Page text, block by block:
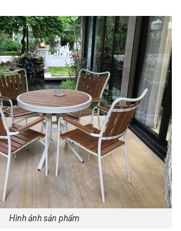
Hình ảnh sản phẩm